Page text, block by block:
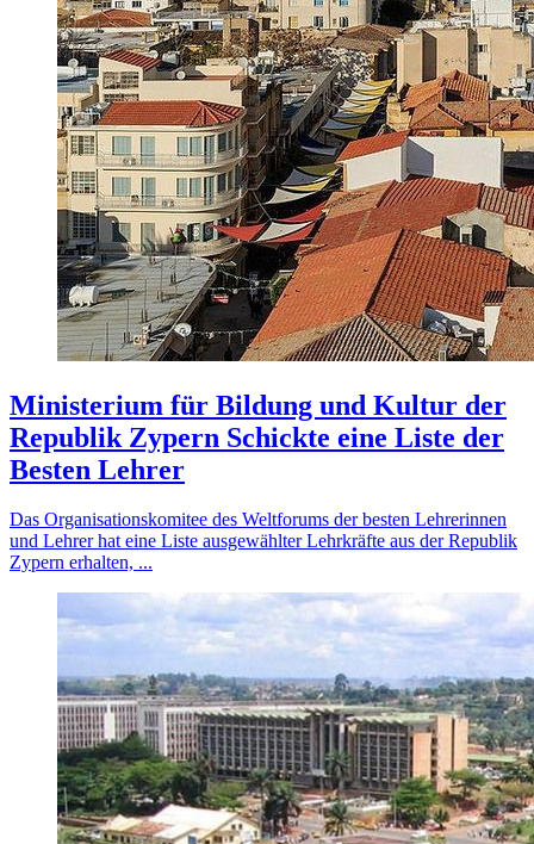
Ministerium für Bildung und Kultur der
Republik Zypern Schickte eine Liste der
Besten Lehrer
Das Organisationskomitee des Weltforums der besten Lehrerinnen
und Lehrer hat eine Liste ausgewählter Lehrkräfte aus der Republik
Zypern erhalten, ...